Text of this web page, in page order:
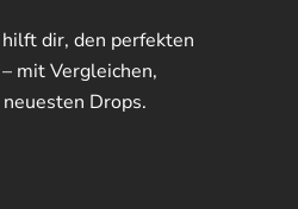
dir, den perfekten
mit Vergleichen,
Drops.